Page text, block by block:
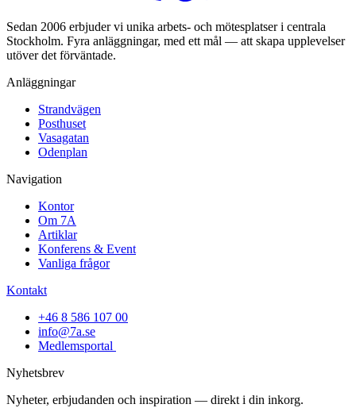
Sedan 2006 erbjuder vi unika arbets- och mötesplatser i centrala
Stockholm. Fyra anläggningar, med ett mål — att skapa upplevelser
utöver det förväntade.
Anläggningar
Strandvägen
Posthuset
Vasagatan
Odenplan
Navigation
Kontor
Om 7A
Artiklar
Konferens & Event
Vanliga frågor
Kontakt
+46 8 586 107 00
info@7a.se
Medlemsportal
Nyhetsbrev
Nyheter, erbjudanden och inspiration — direkt i din inkorg.